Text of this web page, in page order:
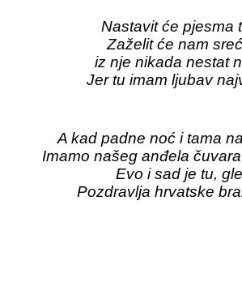
Nastavit će pjesma
Zaželit će nam
iz nje nikada nestat
Jer tu imam ljubav
A kad padne noć i tama
Imamo našeg anđela
Evo i sad je tu, gle
Pozdravlja hrvatske